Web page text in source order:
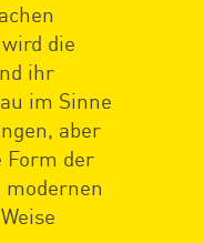
die
ihr
im Sinne
aber
Form der